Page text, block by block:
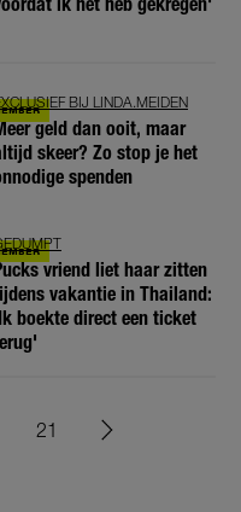
BIJ LINDA.MEIDEN
geld dan ooit, maar
skeer? Zo stop je het
spenden
vriend liet haar zitten
vakantie in Thailand:
boekte direct een ticket
21